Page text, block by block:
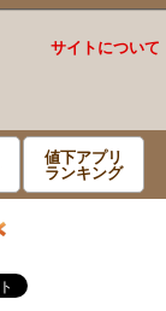
サイトについて
値下アプリ
ランキング